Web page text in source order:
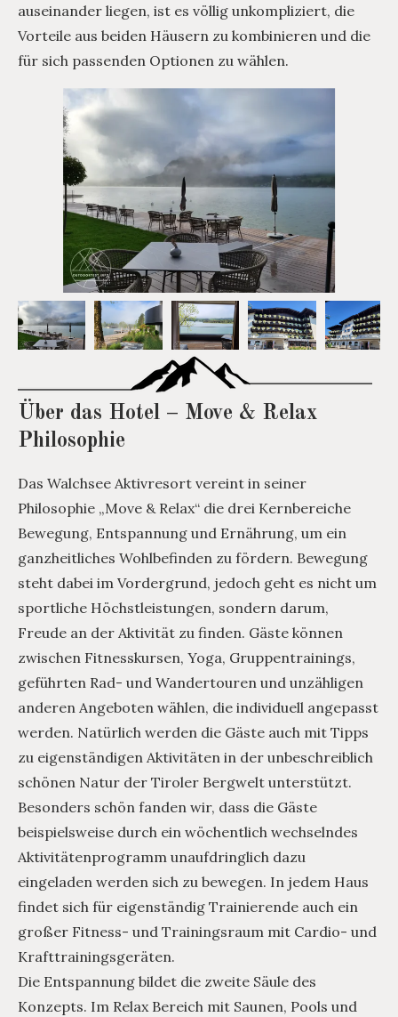
auseinander liegen, ist es völlig unkompliziert, die
Vorteile aus beiden Häusern zu kombinieren und die
für sich passenden Optionen zu wählen.
Über das Hotel – Move & Relax
Philosophie
Das Walchsee Aktivresort vereint in seiner
Philosophie „Move & Relax“ die drei Kernbereiche
Bewegung, Entspannung und Ernährung, um ein
ganzheitliches Wohlbefinden zu fördern. Bewegung
steht dabei im Vordergrund, jedoch geht es nicht um
sportliche Höchstleistungen, sondern darum,
Freude an der Aktivität zu finden. Gäste können
zwischen Fitnesskursen, Yoga, Gruppentrainings,
geführten Rad- und Wandertouren und unzähligen
anderen Angeboten wählen, die individuell angepasst
werden. Natürlich werden die Gäste auch mit Tipps
zu eigenständigen Aktivitäten in der unbeschreiblich
schönen Natur der Tiroler Bergwelt unterstützt.
Besonders schön fanden wir, dass die Gäste
beispielsweise durch ein wöchentlich wechselndes
Aktivitätenprogramm unaufdringlich dazu
eingeladen werden sich zu bewegen. In jedem Haus
findet sich für eigenständig Trainierende auch ein
großer Fitness- und Trainingsraum mit Cardio- und
Krafttrainingsgeräten.
Die Entspannung bildet die zweite Säule des
Konzepts. Im Relax Bereich mit Saunen, Pools und